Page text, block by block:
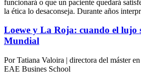
funcionará o que un paciente quedará
la ética lo desaconseja. Durante años
Loewe y La Roja: cuando el lujo
Mundial
PorTatiana Valoira | directora del máster
EAE Busines School